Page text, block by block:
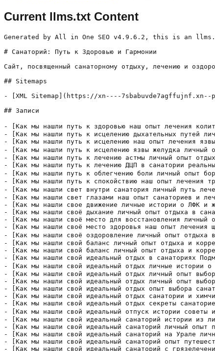
Current llms.txt Content
Generated by All in One SEO v4.9.6.2, this is an llms.txt file, used by LLMs to index the site.

# Санаторий: Путь к Здоровью и Гармонии

Сайт, посвященный санаторному отдыху, лечению и оздоровлению. Мы делимся личным опытом, обзорами, советами и рекомендациями по выбору санаториев, процедурам, лечению различных заболеваний, а также о том, как сделать отдых в санатории максимально полезным и приятным.

## Sitemaps

- [XML Sitemap](https://xn----7sbabuvde7agffujnf.xn--p1ai/sitemap.xml): Contains all public & indexable URLs for this website.

## Записи

- [Как мы нашли путь к здоровью наш опыт лечения колита в санатории](https://xn----7sbabuvde7agffujnf.xn--p1ai/kak-my-nashli-put-k-zdorovju-nash-opyt-lechenija/) - Как мы нашли путь к здоровью: наш опыт лечения колита в санатории Мы часто слышим истории о болезнях кишечника и думаем, что путь к выздоровлению лежит только в глубокой медицине и строгой диете․ Но наш опыт в санатории подсказывает: сочетание природной среды, профессионального подхода и поддержки сообщества может изменить восприятие болезни и самого лечения․ Мы
- [Как мы нашли путь к исцелению дыхательных путей личный опыт отдыха и лечения в санатории](https://xn----7sbabuvde7agffujnf.xn--p1ai/kak-my-nashli-put-k-isceleniju-dyhatelnyh-putej/) - Как мы нашли путь к исцелению дыхательных путей: личный опыт отдыха и лечения в санатории Мы всегда искали способы не просто выкарабкаться из простуды, но и превратить карантинные месяцы в возможность перезагрузиться: восстановить силы, очистить легкие и найти баланс между телом и умом. Так появился наш путь к санаторию, специализирующемуся на лечении заболеваний дыхательной системы.
- [Как мы нашли путь к исцелению наш опыт лечения язвы желудка в санатории](https://xn----7sbabuvde7agffujnf.xn--p1ai/kak-my-nashli-put-k-isceleniju-nash-opyt-lechenija/) - Как мы нашли путь к исцелению: наш опыт лечения язвы желудка в санатории Мы решили поделиться нашей историей не как сухими клиническими фактами, а как живым путеводителем, который может помочь каждому, кто столкнулся с язвой желудка. Мы прошли путь от тревоги и неполной информации до ясности, поддержки специалистов и полноценного восстановления. В этой статье мы
- [Как мы нашли путь к исцелению язвы желудка личный опыт и практические советы из санатория](https://xn----7sbabuvde7agffujnf.xn--p1ai/kak-my-nashli-put-k-isceleniju-jazvy-zheludka/) - Как мы нашли путь к исцелению язвы желудка: личный опыт и практические советы из санатория Мы никогда не думали, что одна поездка в санаторий может перевернуть наше представление о здоровье на желудке․ Раньше язва желудка казалась нам чем-то далеким и абстрактным: боли, дискомфорт, тревоги․ Но именно опыт пребывания в санатории, правильное лечение и поддержка профессионалов
- [Как мы нашли путь к лечению астмы личный опыт отдыха в санатории и современные методы](https://xn----7sbabuvde7agffujnf.xn--p1ai/kak-my-nashli-put-k-lecheniju-astmy-lichnyj-opyt/) - Как мы нашли путь к лечению астмы: личный опыт отдыха в санатории и современные методы Мы часто слышим истории о том‚ как астма мешает жить на полную катушку: ограничивает прогулки‚ заставляет планировать каждую вылазку за кислородом и спорить с собой перед будущими нагрузками. Мы же решили не просто искать лекарства‚ но и менять окружение‚ образ
- [Как мы нашли путь к лечению ДЦП в санатории реальные наблюдения и практические шаги](https://xn----7sbabuvde7agffujnf.xn--p1ai/kak-my-nashli-put-k-lecheniju-dcp-v-sanatorii/) - Как мы нашли путь к лечению ДЦП в санатории: реальные наблюдения и практические шаги Мы начинаем с того, что взглянем на ситуацию глазами тех, кто проходит путь вместе с близкими, кто ищет реальное улучшение качества жизни и готов экспериментировать с разными подходами. ДЦП — не одна болезнь, а набор состояний, которые требуют комплексного подхода: медицинского
- [Как мы нашли путь к облегчению боли личный опыт борьбы с эндометриозом в санаториях и курортах](https://xn----7sbabuvde7agffujnf.xn--p1ai/kak-my-nashli-put-k-oblegcheniju-boli-lichnyj-opyt/) - Как мы нашли путь к облегчению боли: личный опыт борьбы с эндометриозом в санаториях и курортах Мы решили рассказать нашу историю не ради сенсации‚ а чтобы помочь тем‚ кто сейчас ищет реальные ответы и практические шаги․ Это не рекламный текст и не медицинская инструкция‚ а искренняя хроника опыта: как мы нашли поддержку в санаториях‚ какие
- [Как мы нашли путь к спокойствию наш опыт лечения тревожности в санатории](https://xn----7sbabuvde7agffujnf.xn--p1ai/kak-my-nashli-put-k-spokojstviju-nash-opyt/) - Как мы нашли путь к спокойствию: наш опыт лечения тревожности в санатории Мы решили рассказать нашу историю не как набор советов из учебников, а как живое путешествие, которое началось с простого желания перестать жить в тревоге и научиться дышать по–человечески. Мы выбрали санаторий как пространство для восстановления: место, где спокойствие встречается с наукой, где медицинские
- [Как мы нашли свет внутри санатория личный путь лечения депрессии и возвращение к радости](https://xn----7sbabuvde7agffujnf.xn--p1ai/kak-my-nashli-svet-vnutri-sanatorija-lichnyj-put/) - Как мы нашли свет внутри санатория: личный путь лечения депрессии и возвращение к радости Мы решили рассказать нашу историю не как сухое руководство, а как живой путь через эмоции, сомнения и маленькие победы․ Это материал для всех, кто ищет держаться за свет в сложные времена, и для тех, кто хочет понять, как работа в санатории
- [Как мы нашли свет глазами наш опыт санаториев и лечения катаракты](https://xn----7sbabuvde7agffujnf.xn--p1ai/kak-my-